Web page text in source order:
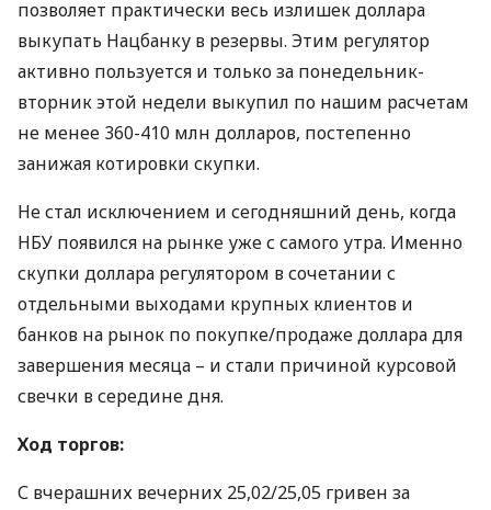
позволяет практически весь излишек доллара
выкупать Нацбанку в резервы. Этим регулятор
активно пользуется и только за понедельник-
вторник этой недели выкупил по нашим расчетам
не менее 360-410 млн долларов, постепенно
занижая котировки скупки.
Не стал исключением и сегодняшний день, когда
НБУ появился на рынке уже с самого утра. Именно
скупки доллара регулятором в сочетании с
отдельными выходами крупных клиентов и
банков на рынок по покупке/продаже доллара для
завершения месяца – и стали причиной курсовой
свечки в середине дня.
Ход торгов:
С вчерашних вечерних 25,02/25,05 гривен за